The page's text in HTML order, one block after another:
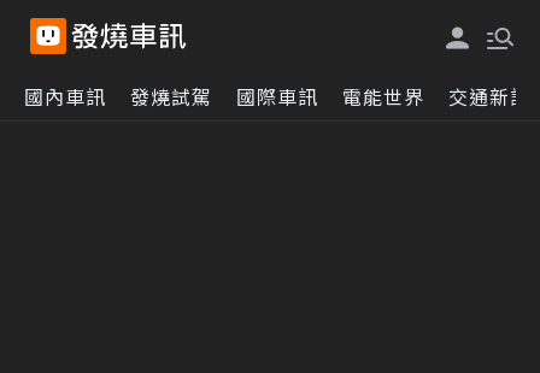
國內車訊 發燒試駕 國際車訊 電能世界 交通新訊